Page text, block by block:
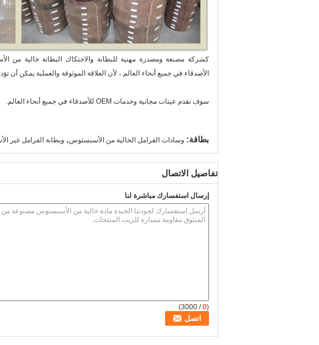
كشركة مصنعة ومصدرة مهنية للبطانة والاحتكاك البطانة خالية من
الأصدقاء في جميع أنحاء العالم ، لأن العلاقة الموثوقة والعملية يمكن أن
سوف نقدم عينات مجانية وخدمات OEM للأصدقاء في جميع أنحاء العالم.
بطاقة: وسادات الفرامل الخالية من الأسبستوس, وبطانة الفرامل غير
تفاصيل الاتصال
إرسال استفسارك مباشرة لنا
(
0
/ 3000)